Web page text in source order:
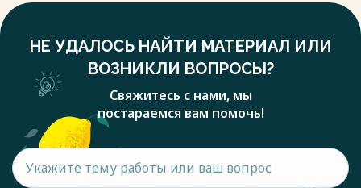
НЕ УДАЛОСЬ НАЙТИ МАТЕРИАЛ ИЛИ
ВОЗНИКЛИ ВОПРОСЫ?
Свяжитесь с нами, мы
постараемся вам помочь!